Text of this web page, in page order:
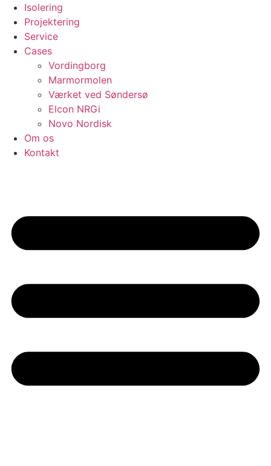
Isolering
Projektering
Service
Cases
Vordingborg
Marmormolen
Værket ved Søndersø
Elcon NRGi
Novo Nordisk
Om os
Kontakt